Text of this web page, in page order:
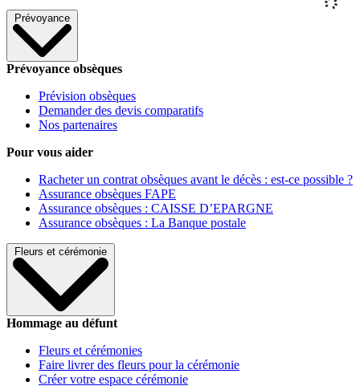
Prévoyance
Prévoyance obsèques
Prévision obsèques
Demander des devis comparatifs
Nos partenaires
Pour vous aider
Racheter un contrat obsèques avant le décès : est-ce possible ?
Assurance obsèques FAPE
Assurance obsèques : CAISSE D’EPARGNE
Assurance obsèques : La Banque postale
Fleurs et cérémonie
Hommage au défunt
Fleurs et cérémonies
Faire livrer des fleurs pour la cérémonie
Créer votre espace cérémonie